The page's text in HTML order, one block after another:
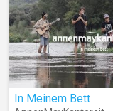
In Meinem Bett